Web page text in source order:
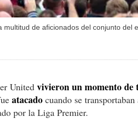
de aficionados del conjunto del
United vivieron un momento
atacado cuando se
por la Liga Premier.